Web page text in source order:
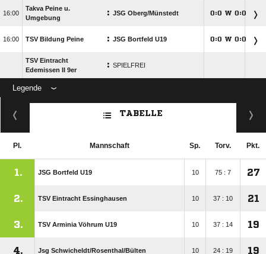

Takva Peine u.
Umgebung
: JSG Oberg/​Münstedt : W :
 TSV Bildung Peine : JSG Bortfeld U19 : W :
TSV Eintracht
Edemissen II 9er
: SPIELFREI
Legende
ANZEIGE
TABELLE
Pl. Mannschaft Sp. Torv. Pkt.
1. JSG Bortfeld U19 10 75 : 7 27
2. TSV Eintracht Essinghausen 10 37 : 10 21
3. TSV Arminia Vöhrum U19 10 37 : 14 19
4. Jsg Schwicheldt/​Rosenthal/​Bülten 10 24 : 19 19